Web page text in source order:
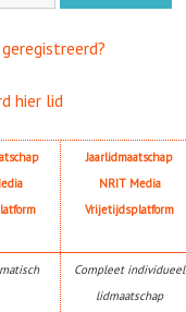
hier lid
Jaarlidmaatschap
NRIT Media
Vrijetijdsplatform
Compleet individueel
lidmaatschap